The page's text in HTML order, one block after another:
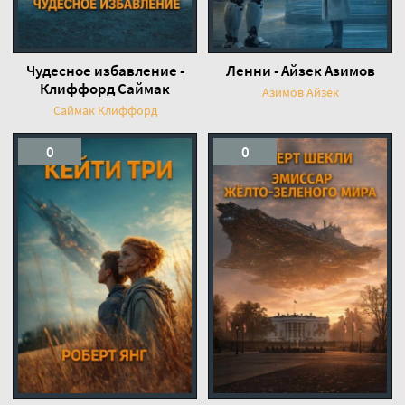
Чудесное избавление -
Клиффорд Саймак
Саймак Клиффорд
Ленни - Айзек Азимов
Азимов Айзек
0 0